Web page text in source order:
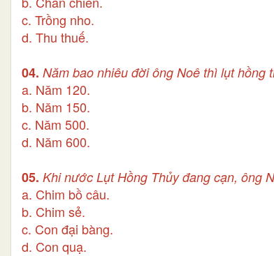
c. Trồng nho.
d. Thu thuế.
04. Năm bao nhiêu đời ông Noê thì lụt hồng
a. Năm 120.
b. Năm 150.
c. Năm 500.
d. Năm 600.
05. Khi nước Lụt Hồng Thủy đang cạn, ông
a. Chim bồ câu.
b. Chim sẻ.
c. Con đại bàng.
d. Con quạ.